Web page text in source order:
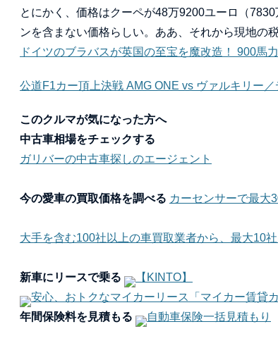
とにかく、価格はクーペが48万9200ユーロ（
ンを含まない価格らしい。ああ、それから現地の
ドイツのブラバスが英国の至宝を魔改造！ 900
公道F1カー頂上決戦 AMG ONE vs ヴァルキリー
このクルマが気になった方へ
中古車相場をチェックする
ガリバーの中古車探しのエージェント
今の愛車の買取価格を調べる カーセンサーで最大
大手を含む100社以上の車買取業者から、最大10
新車にリースで乗る
【KINTO】
安心、おトクなマイカーリース「マイカー賃貸カ
年間保険料を見積もる
自動車保険一括見積もり